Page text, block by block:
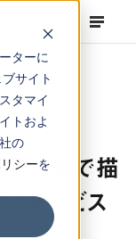
ターに
サイト
タマイ
トおよ
の
シーを
を漫画で描
」サービス